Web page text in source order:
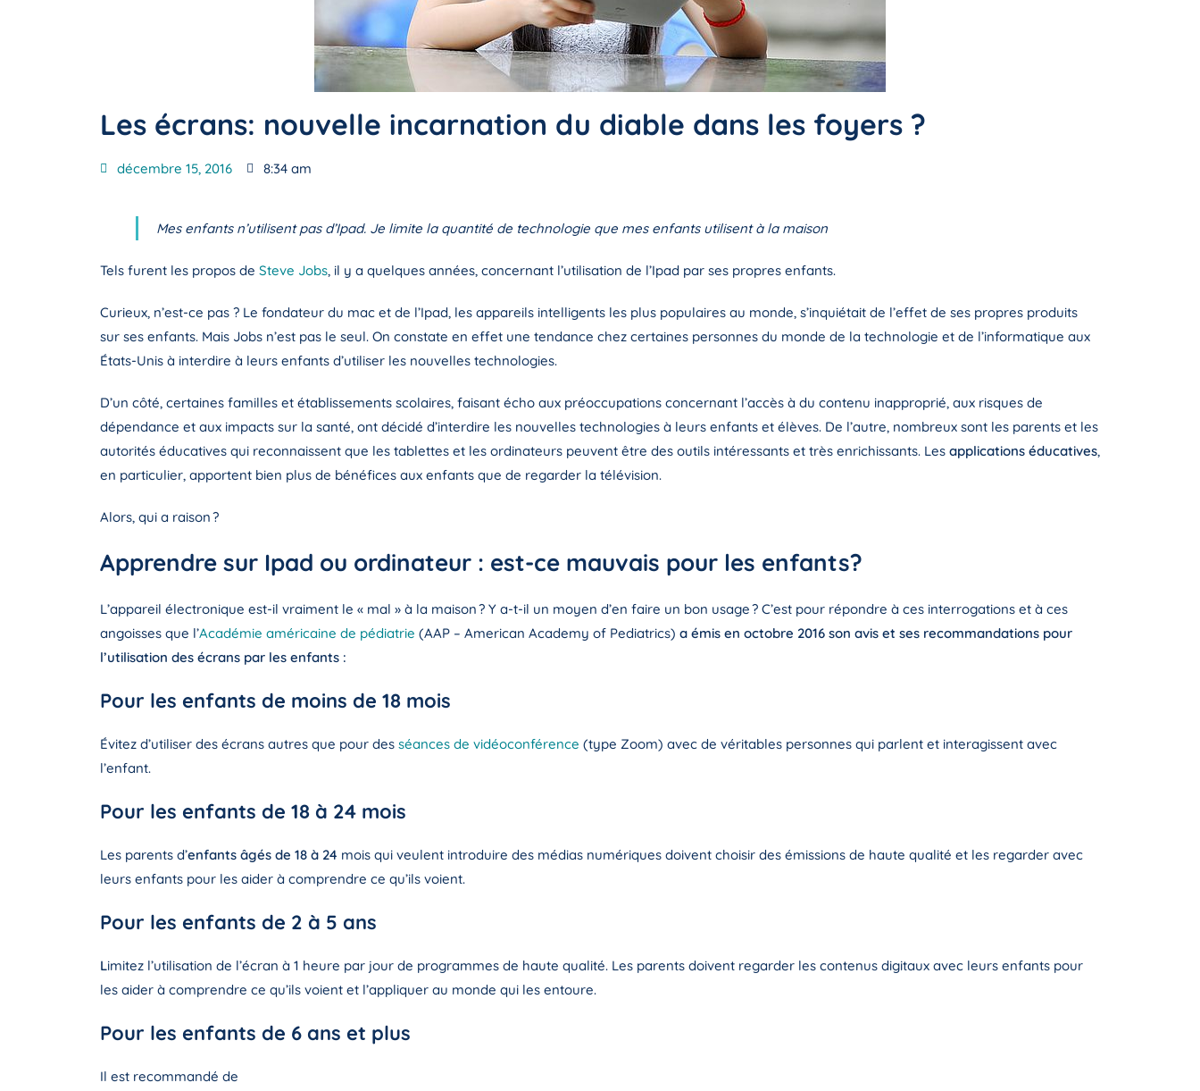
Les écrans: nouvelle incarnation du diable dans les foyers ?
décembre 15, 2016 8:34 am
Mes enfants n’utilisent pas d’Ipad. Je limite la quantité de technologie que mes enfants utilisent à la maison
Tels furent les propos de Steve Jobs, il y a quelques années, concernant l’utilisation de l’Ipad par ses propres enfants.
Curieux, n’est-ce pas ? Le fondateur du mac et de l’Ipad, les appareils intelligents les plus populaires au monde, s’inquiétait de l’effet de ses propres produits
sur ses enfants. Mais Jobs n’est pas le seul. On constate en effet une tendance chez certaines personnes du monde de la technologie et de l’informatique aux
États-Unis à interdire à leurs enfants d’utiliser les nouvelles technologies.
D’un côté, certaines familles et établissements scolaires, faisant écho aux préoccupations concernant l’accès à du contenu inapproprié, aux risques de
dépendance et aux impacts sur la santé, ont décidé d’interdire les nouvelles technologies à leurs enfants et élèves. De l’autre, nombreux sont les parents et les
autorités éducatives qui reconnaissent que les tablettes et les ordinateurs peuvent être des outils intéressants et très enrichissants. Les applications éducatives,
en particulier, apportent bien plus de bénéfices aux enfants que de regarder la télévision.
Alors, qui a raison ?
Apprendre sur Ipad ou ordinateur : est-ce mauvais pour les enfants?
L’appareil électronique est-il vraiment le « mal » à la maison ? Y a-t-il un moyen d’en faire un bon usage ? C’est pour répondre à ces interrogations et à ces
angoisses que l’Académie américaine de pédiatrie (AAP – American Academy of Pediatrics) a émis en octobre 2016 son avis et ses recommandations pour
l’utilisation des écrans par les enfants :
Pour les enfants de moins de 18 mois
Évitez d’utiliser des écrans autres que pour des séances de vidéoconférence (type Zoom) avec de véritables personnes qui parlent et interagissent avec
l’enfant.
Pour les enfants de 18 à 24 mois
Les parents d’enfants âgés de 18 à 24 mois qui veulent introduire des médias numériques doivent choisir des émissions de haute qualité et les regarder avec
leurs enfants pour les aider à comprendre ce qu’ils voient.
Pour les enfants de 2 à 5 ans
Limitez l’utilisation de l’écran à 1 heure par jour de programmes de haute qualité. Les parents doivent regarder les contenus digitaux avec leurs enfants pour
les aider à comprendre ce qu’ils voient et l’appliquer au monde qui les entoure.
Pour les enfants de 6 ans et plus
Il est recommandé de